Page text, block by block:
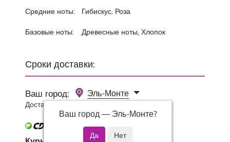
Сроки доставки:
Ваш город:
Эль-Монте
Ваш город — Эль-Монте?
Доставка 0 руб при заказе от 3000 руб.
Средние ноты: Гибискус, Роза
Базовые ноты: Древесные ноты, Хлопок